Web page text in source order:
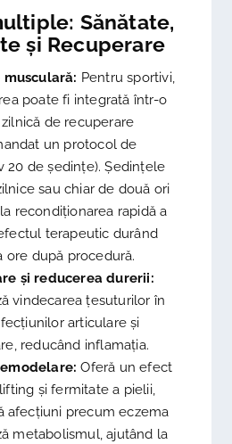
Sănătate,
și Recuperare
musculară: Pentru sportivi,
poate fi integrată într-o
de recuperare
un protocol de
20 de ședințe). Ședințele
sau chiar de două ori
recondiționarea rapidă a
terapeutic durând
ore după procedură.
și reducerea durerii:
vindecarea țesuturilor în
articulare și
reducând inflamația.
Oferă un efect
și fermitate a pielii,
afecțiuni precum eczema
metabolismul, ajutând la